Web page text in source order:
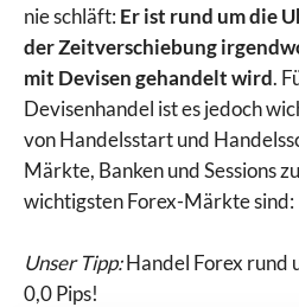
nie schläft: Er ist rund um die
der Zeitverschiebung
mit Devisen gehandelt wird.
Devisenhandel ist es jedoch
von Handelsstart und
Märkte, Banken und Sessions
wichtigsten Forex-Märkte sind:
Unser Tipp:Handel Forex rund
0,0 Pips!